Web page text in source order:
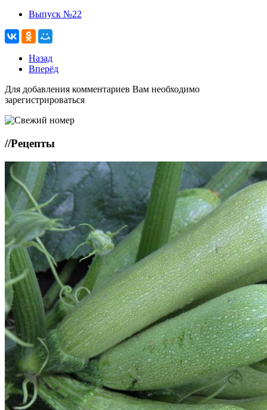
Выпуск №22
Назад
Вперёд
Для добавления комментариев Вам необходимо
зарегистрироваться
//Рецепты